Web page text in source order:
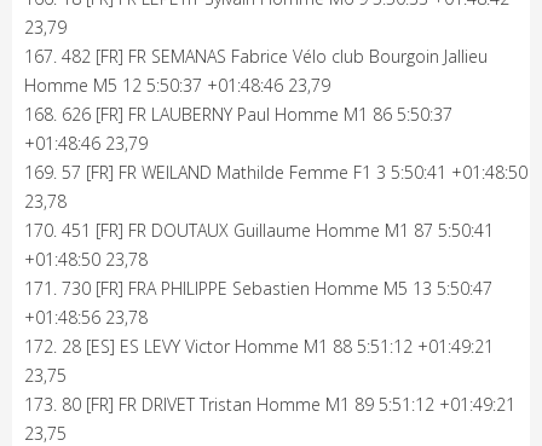
23,79
167. 482 [FR] FR SEMANAS Fabrice Vélo club Bourgoin Jallieu
Homme M5 12 5:50:37 +01:48:46 23,79
168. 626 [FR] FR LAUBERNY Paul Homme M1 86 5:50:37
+01:48:46 23,79
169. 57 [FR] FR WEILAND Mathilde Femme F1 3 5:50:41 +01:48:50
23,78
170. 451 [FR] FR DOUTAUX Guillaume Homme M1 87 5:50:41
+01:48:50 23,78
171. 730 [FR] FRA PHILIPPE Sebastien Homme M5 13 5:50:47
+01:48:56 23,78
172. 28 [ES] ES LEVY Victor Homme M1 88 5:51:12 +01:49:21
23,75
173. 80 [FR] FR DRIVET Tristan Homme M1 89 5:51:12 +01:49:21
23,75